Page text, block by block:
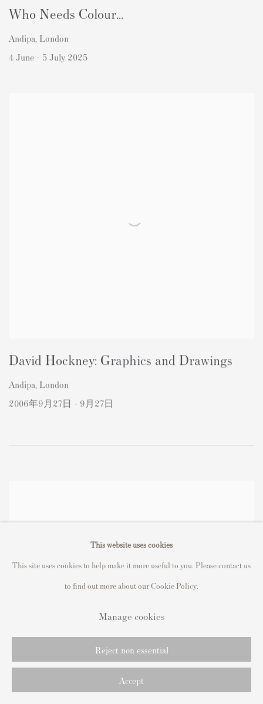
Who Needs Colour...
Andipa, London
4 June - 5 July 2025
David Hockney: Graphics and Drawings
Andipa, London
2006年9月27日 - 9月27日
This website uses cookies
This site uses cookies to help make it more useful to you. Please contact us
to find out more about our Cookie Policy.
Manage cookies
Reject non essential
Accept